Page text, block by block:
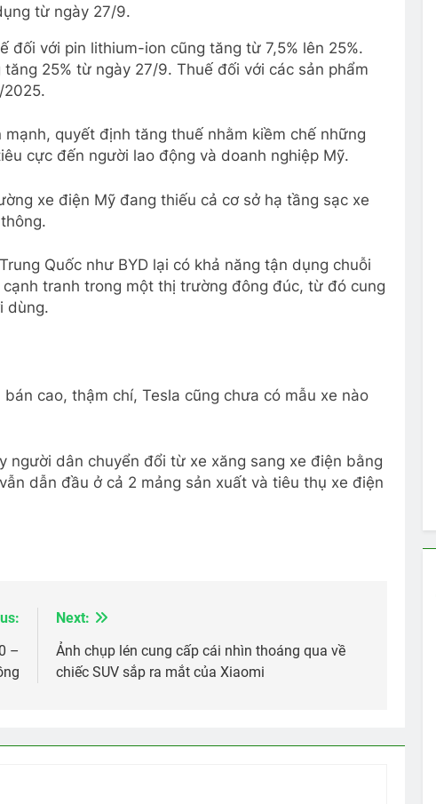
từ ngày 27/9.
đối với pin lithium-ion cũng tăng từ 7,5% lên 25%.
25% từ ngày 27/9. Thuế đối với các sản phẩm
2025.
quyết định tăng thuế nhằm kiềm chế những
cực đến người lao động và doanh nghiệp Mỹ.
xe điện Mỹ đang thiếu cả cơ sở hạ tầng sạc xe
Quốc như BYD lại có khả năng tận dụng chuỗi
tranh trong một thị trường đông đúc, từ đó cung
dùng.
cao, thậm chí, Tesla cũng chưa có mẫu xe nào
người dân chuyển đổi từ xe xăng sang xe điện bằng
dẫn đầu ở cả 2 mảng sản xuất và tiêu thụ xe điện
–
Next:
Ảnh chụp lén cung cấp cái nhìn thoáng qua về
chiếc SUV sắp ra mắt của Xiaomi